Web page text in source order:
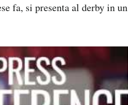
fa, si presenta al derby in un